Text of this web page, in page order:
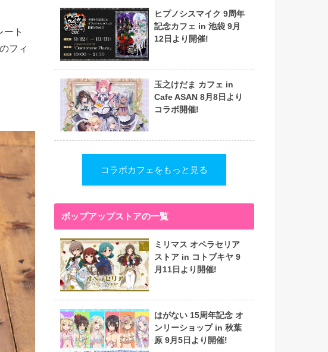
ト
フィ
ヒプノシスマイク 9周年
記念カフェ in 池袋 9月
12日より開催!
玉之けだま カフェ in
Cafe ASAN 8月8日より
コラボ開催!
コラボカフェをもっと見る
ポップアップストアの一覧
ミリマス オペラセリア
ストア in コトブキヤ 9
月11日より開催!
はがない 15周年記念 オ
ンリーショップ in 秋葉
原 9月5日より開催!